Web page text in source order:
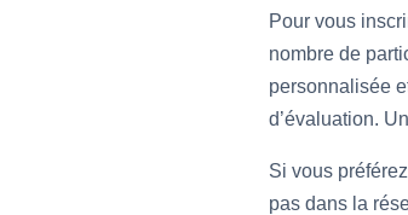
Pour vous
nombre de
personnalisée
d’évaluation.
Si vous
pas dans la